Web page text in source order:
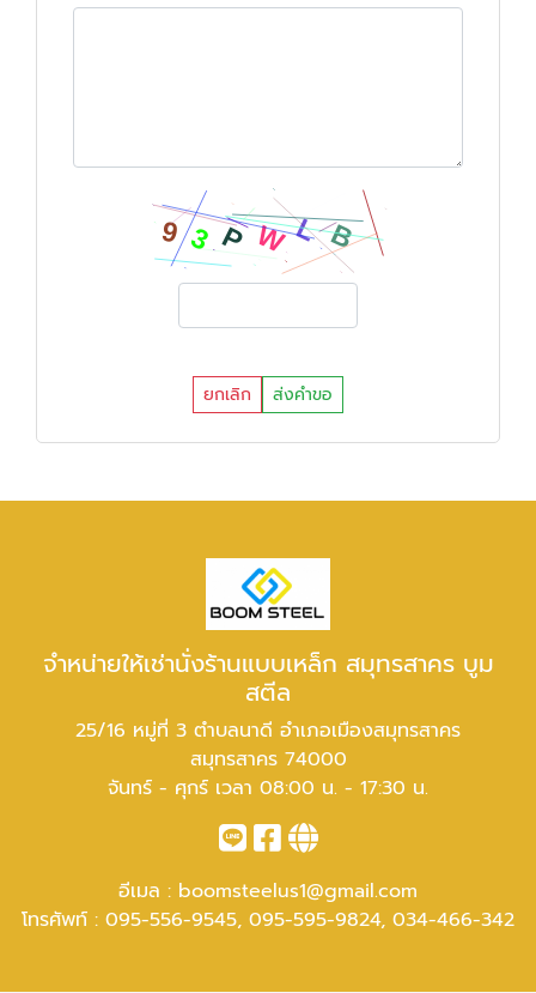
ยกเลิก ส่งคำขอ
จำหน่ายให้เช่านั่งร้านแบบเหล็ก สมุทรสาคร บูม
สตีล
25/16 หมู่ที่ 3 ตำบลนาดี อำเภอเมืองสมุทรสาคร
สมุทรสาคร 74000
จันทร์ - ศุกร์ เวลา 08:00 น. - 17:30 น.
อีเมล : boomsteelus1@gmail.com
โทรศัพท์ : 095-556-9545, 095-595-9824, 034-466-342